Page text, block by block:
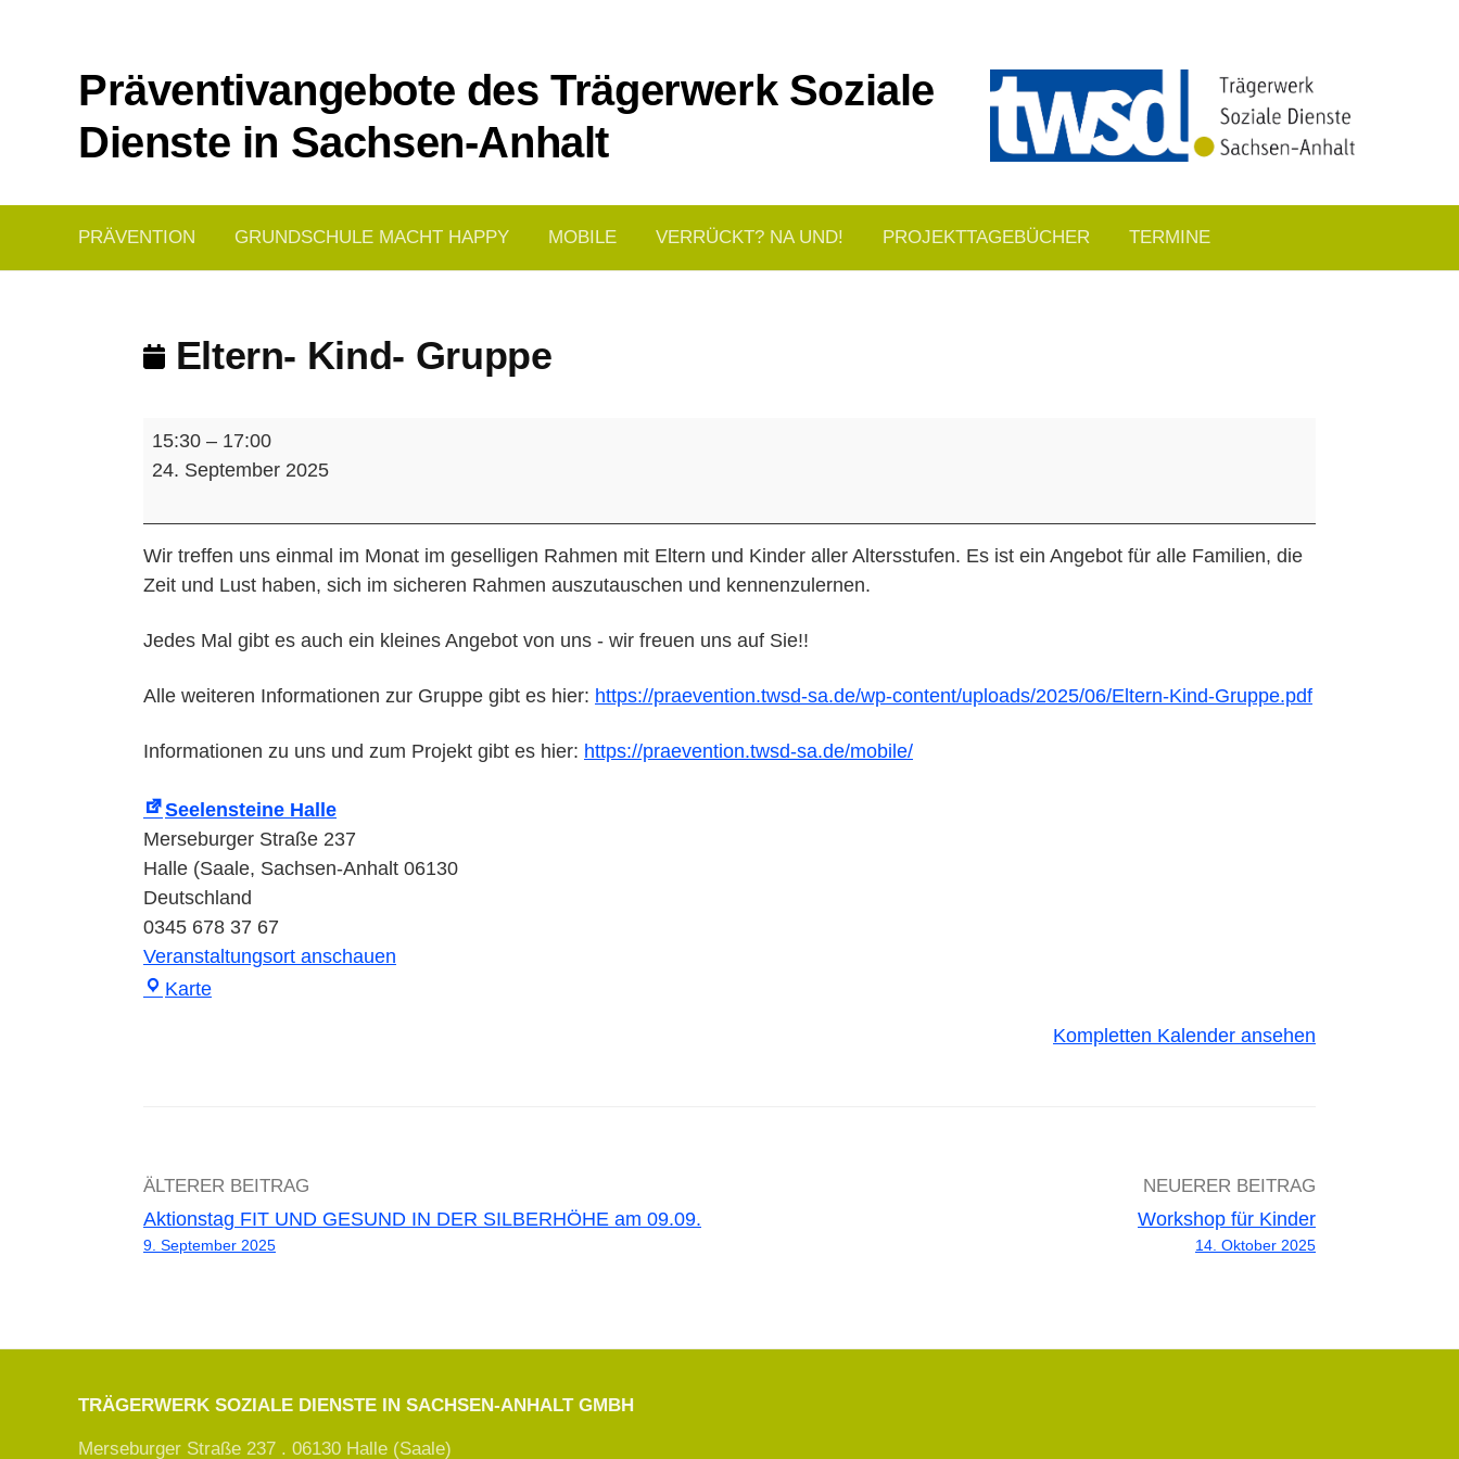
Präventivangebote des Trägerwerk Soziale
Dienste in Sachsen-Anhalt
PRÄVENTION GRUNDSCHULE MACHT HAPPY MOBILE VERRÜCKT? NA UND! PROJEKTTAGEBÜCHER TERMINE
Eltern- Kind- Gruppe
Eltern-
Kind-
15:30 – 17:00
24. September 2025
Wir treffen uns einmal im Monat im geselligen Rahmen mit Eltern und Kinder aller Altersstufen. Es ist ein Angebot für alle Familien, die
Zeit und Lust haben, sich im sicheren Rahmen auszutauschen und kennenzulernen.
Jedes Mal gibt es auch ein kleines Angebot von uns - wir freuen uns auf Sie!!
Alle weiteren Informationen zur Gruppe gibt es hier: https://praevention.twsd-sa.de/wp-content/uploads/2025/06/Eltern-Kind-Gruppe.pdf
Informationen zu uns und zum Projekt gibt es hier: https://praevention.twsd-sa.de/mobile/
Seelensteine Halle
Merseburger Straße 237
Halle (Saale, Sachsen-Anhalt 06130
Deutschland
0345 678 37 67
Veranstaltungsort anschauen
KarteSeelensteine
Kompletten Kalender ansehen
Beitrags-
Navigation
ÄLTERER BEITRAG
Aktionstag FIT UND GESUND IN DER SILBERHÖHE am 09.09.
9. September 2025
NEUERER BEITRAG
Workshop für Kinder
14. Oktober 2025
TRÄGERWERK SOZIALE DIENSTE IN SACHSEN-ANHALT GMBH
Merseburger Straße 237 . 06130 Halle (Saale)